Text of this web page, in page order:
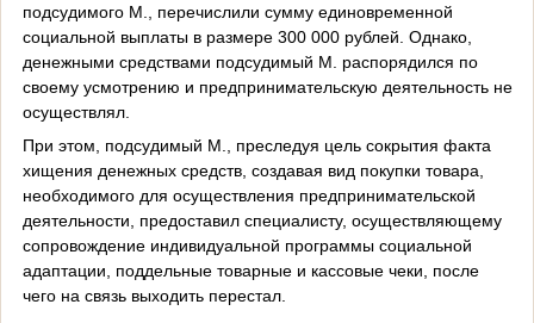
подсудимого М., перечислили сумму единовременной
социальной выплаты в размере 300 000 рублей. Однако,
денежными средствами подсудимый М. распорядился по
своему усмотрению и предпринимательскую деятельность не
осуществлял.
При этом, подсудимый М., преследуя цель сокрытия факта
хищения денежных средств, создавая вид покупки товара,
необходимого для осуществления предпринимательской
деятельности, предоставил специалисту, осуществляющему
сопровождение индивидуальной программы социальной
адаптации, поддельные товарные и кассовые чеки, после
чего на связь выходить перестал.